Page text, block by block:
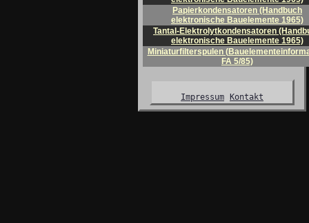
Papierkondensatoren (Handbuch
elektronische Bauelemente 1965)
Tantal-Elektrolytkondensatoren
elektronische Bauelemente 1965)
Miniaturfilterspulen
FA 5/85)
Impressum Kontakt